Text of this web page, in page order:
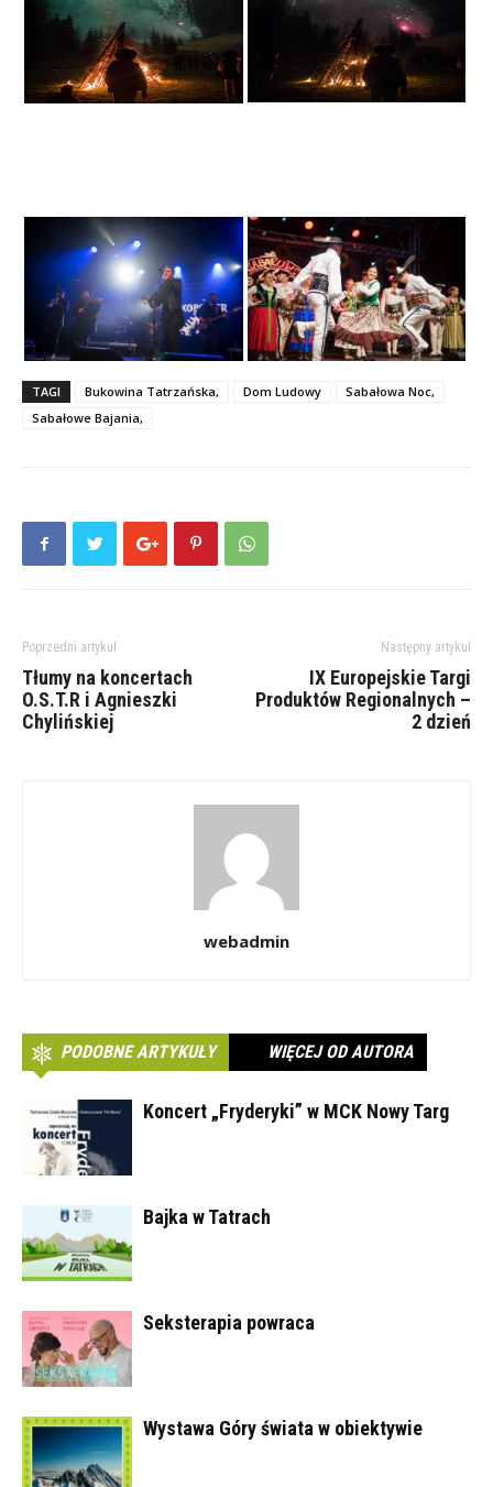
TAGI Bukowina Tatrzańska, Dom Ludowy
Sabałowa Noc,
Sabałowe Bajania,
Poprzedni artykuł
Tłumy na koncertach
O.S.T.R i Agnieszki
Chylińskiej
Następny artykuł
IX Europejskie Targi
Produktów Regionalnych –
2 dzień
webadmin
PODOBNE ARTYKUŁY WIĘCEJ OD AUTORA
Koncert „Fryderyki” w MCK Nowy Targ
Bajka w Tatrach
Seksterapia powraca
Wystawa Góry świata w obiektywie